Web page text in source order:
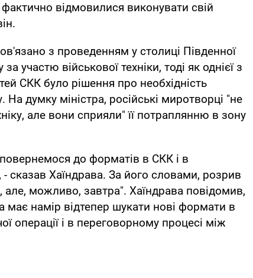
фактично відмовилися виконувати свій
з проведенням у столиці Південної
за участю військової техніки, тоді як однієї з
СКК було рішення про необхідність
На думку міністра, російські миротворці "не
але вони сприяли" її потраплянню в зону
до форматів в СКК і в
- сказав Хаїндрава. За його словами, розрив
але, можливо, завтра". Хаїндрава повідомив,
має намір відтепер шукати нові формати в
операції і в переговорному процесі між